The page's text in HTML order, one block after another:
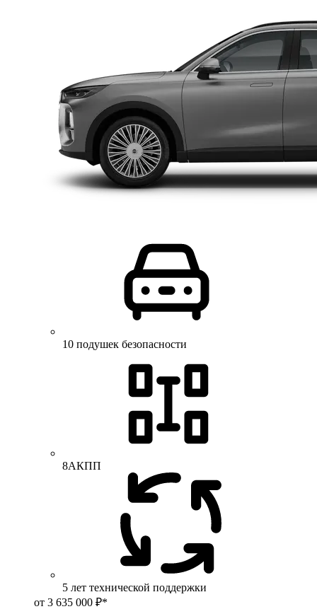
10 подушек безопасности
8АКПП
5 лет технической поддержки
от 3 635 000 ₽*